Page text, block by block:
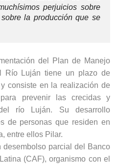
perjuicios sobre
la producción que se
del Plan de Manejo
Río Luján tiene un plazo de
consiste en la realización de
prevenir las crecidas y
río Luján. Su desarrollo
de personas que residen en
entre ellos Pilar.
desembolso parcial del Banco
(CAF), organismo con el